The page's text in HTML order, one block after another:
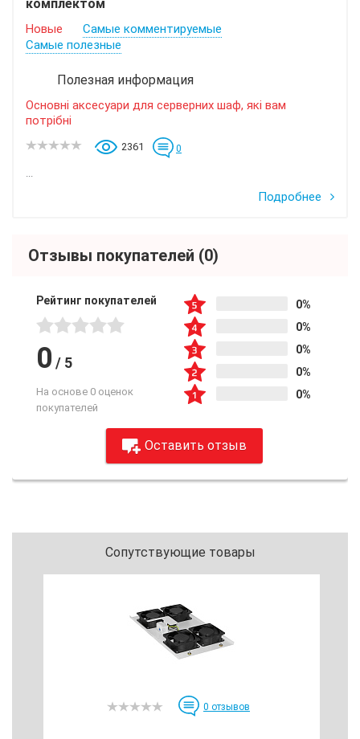
комплектом
Новые
Самые комментируемые
Самые полезные
Полезная информация
Основні аксесуари для серверних шаф, які вам
потрібні
2361 0
...
Подробнее
Отзывы покупателей (0)
Рейтинг покупателей
0 / 5
На основе 0 оценок
покупателей
0%
0%
0%
0%
0%
Оставить отзыв
Сопутствующие товары
0 отзывов